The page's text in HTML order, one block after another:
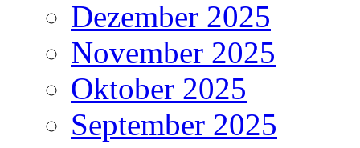
Dezember 2025
November 2025
Oktober 2025
September 2025